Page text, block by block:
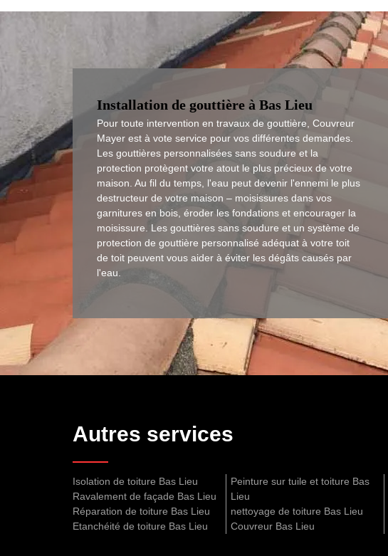
Installation de gouttière à Bas Lieu
Pour toute intervention en travaux de gouttière, Couvreur
Mayer est à vote service pour vos différentes demandes.
Les gouttières personnalisées sans soudure et la
protection protègent votre atout le plus précieux de votre
maison. Au fil du temps, l'eau peut devenir l'ennemi le plus
destructeur de votre maison – moisissures dans vos
garnitures en bois, éroder les fondations et encourager la
moisissure. Les gouttières sans soudure et un système de
protection de gouttière personnalisé adéquat à votre toit
de toit peuvent vous aider à éviter les dégâts causés par
l'eau.
Autres services
Isolation de toiture Bas Lieu
Ravalement de façade Bas Lieu
Réparation de toiture Bas Lieu
Etanchéité de toiture Bas Lieu
Peinture sur tuile et toiture Bas
Lieu
nettoyage de toiture Bas Lieu
Couvreur Bas Lieu